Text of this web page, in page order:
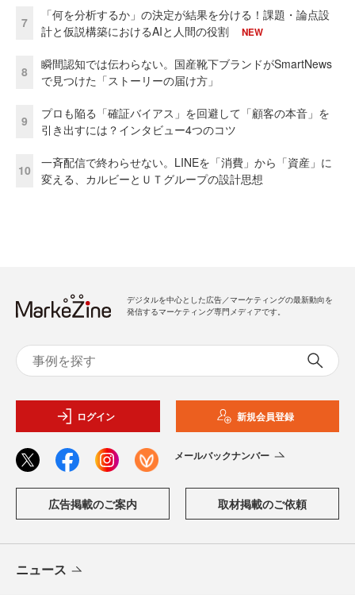
7
「何を分析するか」の決定が結果を分ける！課題・論点設
計と仮説構築におけるAIと人間の役割
NEW
8
瞬間認知では伝わらない。国産靴下ブランドがSmartNews
で見つけた「ストーリーの届け方」
9
プロも陥る「確証バイアス」を回避して「顧客の本音」を
引き出すには？インタビュー4つのコツ
10
一斉配信で終わらせない。LINEを「消費」から「資産」に
変える、カルビーとＵＴグループの設計思想
デジタルを中心とした広告／マーケティングの最新動向を
発信するマーケティング専門メディアです。
ログイン 新規会員登録
メールバックナンバー
広告掲載のご案内 取材掲載のご依頼
ニュース